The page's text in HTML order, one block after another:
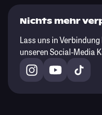
Nichts mehr
Lass uns in
unseren Social-Media